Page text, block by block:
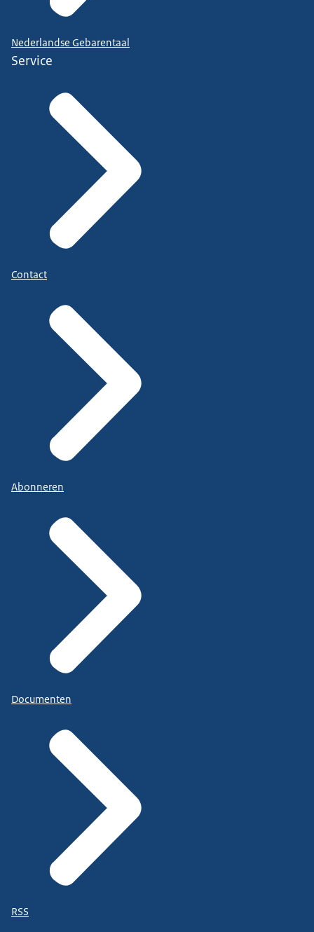
Nederlandse Gebarentaal
Service
Contact
Abonneren
Documenten
RSS